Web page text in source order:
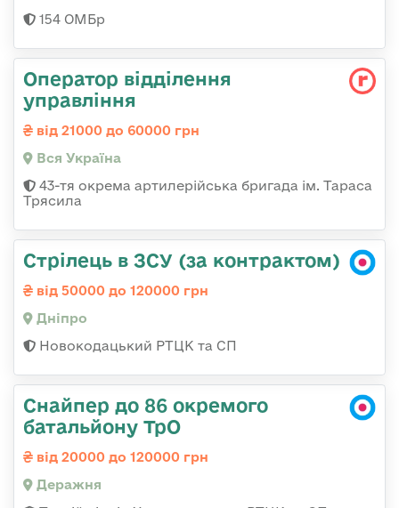
154 ОМБр
Оператор відділення
управління
від 21000 до 60000 грн
Вся Україна
43-тя окрема артилерійська бригада ім. Тараса
Трясила
Стрілець в ЗСУ (за контрактом)
від 50000 до 120000 грн
Дніпро
Новокодацький РТЦК та СП
Снайпер до 86 окремого
батальйону ТрО
від 20000 до 120000 грн
Деражня